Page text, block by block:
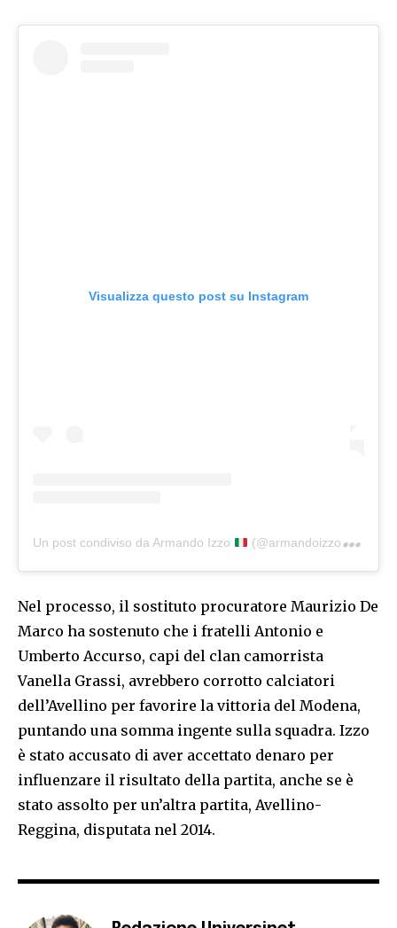
Visualizza questo post su Instagram
Un post condiviso da Armando Izzo (@armandoizzoreal)
Nel processo, il sostituto procuratore Maurizio De
Marco ha sostenuto che i fratelli Antonio e
Umberto Accurso, capi del clan camorrista
Vanella Grassi, avrebbero corrotto calciatori
dell’Avellino per favorire la vittoria del Modena,
puntando una somma ingente sulla squadra. Izzo
è stato accusato di aver accettato denaro per
influenzare il risultato della partita, anche se è
stato assolto per un’altra partita, Avellino-
Reggina, disputata nel 2014.